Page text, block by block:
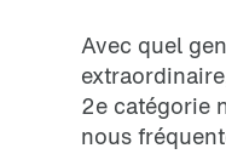
Avec quel
2e catégorie
nous